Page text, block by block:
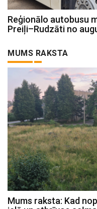
Reģionālo autobusu
Preiļi–Rudzāti no
MUMS RAKSTA
Mums raksta: Kad